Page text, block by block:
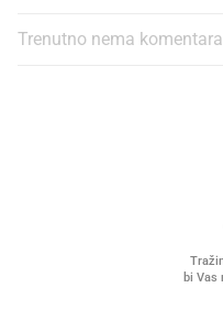
Trenutno nema komentara.